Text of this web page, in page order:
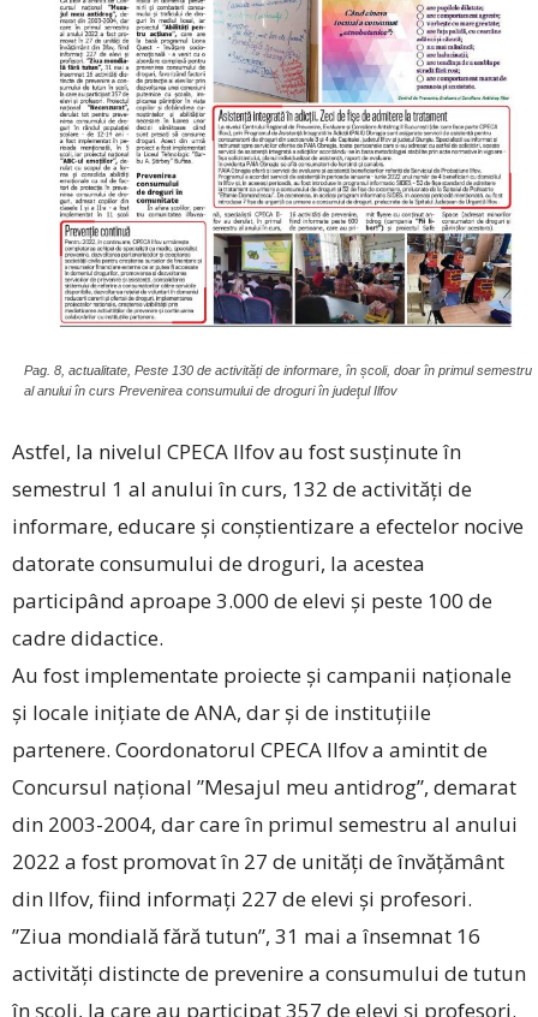
Pag. 8, actualitate, Peste 130 de activități de informare, în școli, doar în primul semestru
al anului în curs Prevenirea consumului de droguri în judeţul Ilfov
Astfel, la nivelul ­CPECA Ilfov au fost susținute în
semestrul 1 al anului în curs, 132 de activități de
informare, educare și conștientizare a efectelor nocive
datorate consumului de droguri, la acestea
participând aproape 3.000 de elevi și peste 100 de
cadre didactice.
Au fost implementate proiecte și campanii naționale
și locale inițiate de ANA, dar și de instituțiile
partenere. Coordonatorul CPECA Ilfov a amintit de
Concursul național ”Mesajul meu antidrog”, demarat
din 2003-2004, dar care în primul semestru al anului
2022 a fost promovat în 27 de unități de învățământ
din Ilfov, fiind informați 227 de elevi și profesori.
”Ziua mondială fără tutun”, 31 mai a însemnat 16
activități distincte de prevenire a consumului de tutun
în școli, la care au participat 357 de elevi și profesori.